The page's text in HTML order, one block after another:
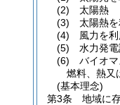
(2)
太陽熱
(3)
太陽熱
(4)
風力を
(5)
水力発
(6)
バイオマ
燃料、熱又
(基本理念)
第3条
地域に